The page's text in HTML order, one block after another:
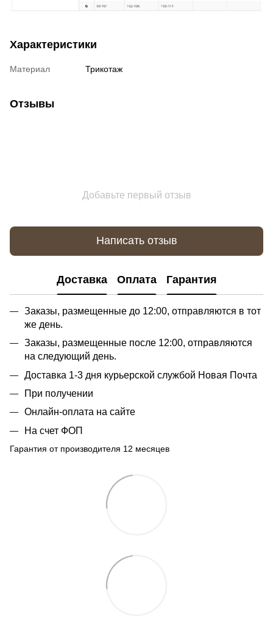
Характеристики
Материал Трикотаж
Отзывы
Добавьте первый отзыв
Написать отзыв
Доставка Оплата Гарантия
Заказы, размещенные до 12:00, отправляются в тот
же день.
Заказы, размещенные после 12:00, отправляются
на следующий день.
Доставка 1-3 дня курьерской службой Новая Почта
При получении
Онлайн-оплата на сайте
На счет ФОП
Гарантия от производителя 12 месяцев